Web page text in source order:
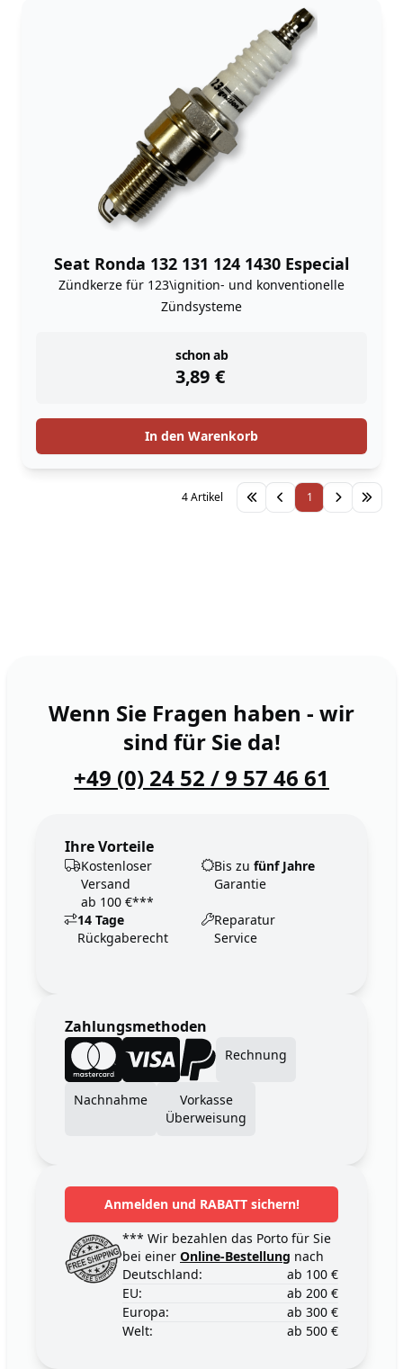
Seat Ronda 132 131 124 1430 Especial
Zündkerze für 123\ignition- und konventionelle
Zündsysteme
schon ab
3,89 €
instock
In den Warenkorb
1
4 Artikel
Wenn Sie Fragen haben - wir
sind für Sie da!
+49 (0) 24 52 / 9 57 46 61
Ihre Vorteile
Kostenloser
Versand
ab 100 €***
Bis zu fünf Jahre
Garantie
14 Tage
Rückgaberecht
Reparatur
Service
Zahlungsmethoden
Rechnung
Nachnahme
Vorkasse
Überweisung
Anmelden und RABATT sichern!
*** Wir bezahlen das Porto für Sie
bei einer Online-Bestellung nach
Deutschland:
ab 100 €
EU:
ab 200 €
Europa:
ab 300 €
Welt:
ab 500 €